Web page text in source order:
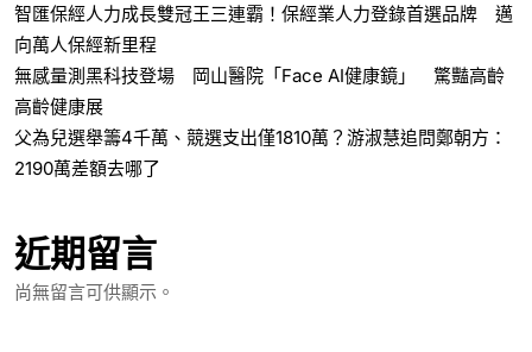
智匯保經人力成長雙冠王三連霸！保經業人力登錄首選品牌 邁
向萬人保經新里程
無感量測黑科技登場 岡山醫院「Face AI健康鏡」 驚豔高齡
高齡健康展
父為兒選舉籌4千萬、競選支出僅1810萬？游淑慧追問鄭朝方：
2190萬差額去哪了
近期留言
尚無留言可供顯示。